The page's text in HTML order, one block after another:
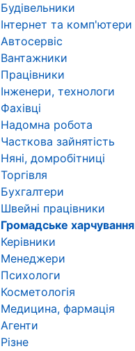
Будівельники
Інтернет та комп'ютери
Автосервіс
Вантажники
Працівники
Інженери, технологи
Фахівці
Надомна робота
Часткова зайнятість
Няні, домробітниці
Торгівля
Бухгалтери
Швейні працівники
Громадське харчування
Керівники
Менеджери
Психологи
Косметологія
Медицина, фармація
Агенти
Різне